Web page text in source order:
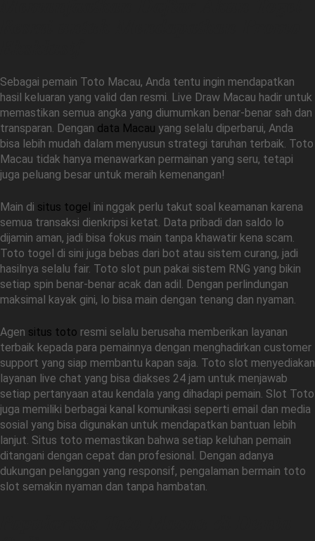
Sebagai pemain Toto Macau, Anda tentu ingin mendapatkan
hasil keluaran yang valid dan resmi. Live Draw Macau hadir untuk
memastikan semua angka yang diumumkan benar-benar sah dan
transparan. Dengan data Macau yang selalu diperbarui, Anda
bisa lebih mudah dalam menyusun strategi taruhan terbaik. Toto
Macau tidak hanya menawarkan permainan yang seru, tetapi
juga peluang besar untuk meraih kemenangan!
Main di situs togel ini nggak perlu takut soal keamanan karena
semua transaksi dienkripsi ketat. Data pribadi dan saldo lo
dijamin aman, jadi bisa fokus main tanpa khawatir kena scam.
Toto togel di sini juga bebas dari bot atau sistem curang, jadi
hasilnya selalu fair. Toto slot pun pakai sistem RNG yang bikin
setiap spin benar-benar acak dan adil. Dengan perlindungan
maksimal kayak gini, lo bisa main dengan tenang dan nyaman.
Agen situs toto resmi selalu berusaha memberikan layanan
terbaik kepada para pemainnya dengan menghadirkan customer
support yang siap membantu kapan saja. Toto slot menyediakan
layanan live chat yang bisa diakses 24 jam untuk menjawab
setiap pertanyaan atau kendala yang dihadapi pemain. Slot Toto
juga memiliki berbagai kanal komunikasi seperti email dan media
sosial yang bisa digunakan untuk mendapatkan bantuan lebih
lanjut. Situs toto memastikan bahwa setiap keluhan pemain
ditangani dengan cepat dan profesional. Dengan adanya
dukungan pelanggan yang responsif, pengalaman bermain toto
slot semakin nyaman dan tanpa hambatan.